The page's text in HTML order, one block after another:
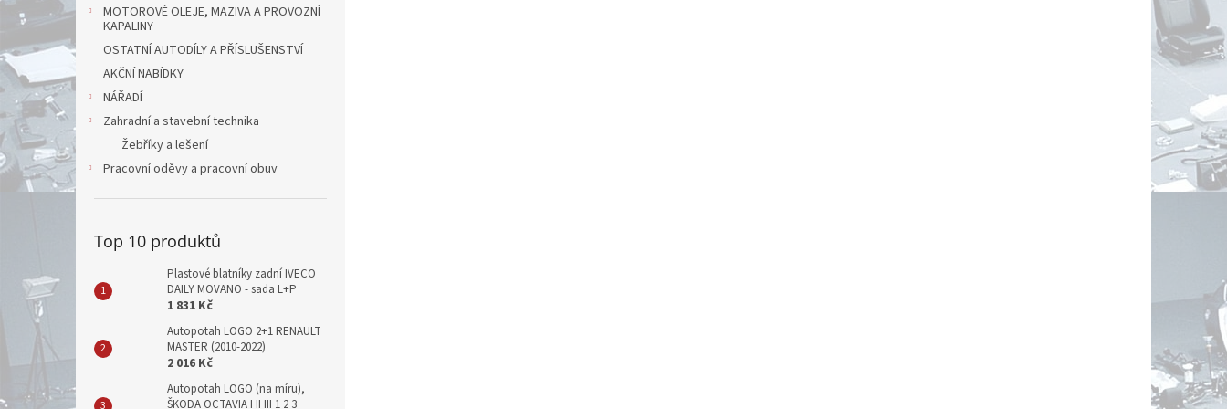
MOTOROVÉ OLEJE, MAZIVA A PROVOZNÍ
KAPALINY
OSTATNÍ AUTODÍLY A PŘÍSLUŠENSTVÍ
AKČNÍ NABÍDKY
NÁŘADÍ
Zahradní a stavební technika
Žebříky a lešení
Pracovní oděvy a pracovní obuv
Top 10 produktů
Plastové blatníky zadní IVECO
DAILY MOVANO - sada L+P
1 831 Kč
Autopotah LOGO 2+1 RENAULT
MASTER (2010-2022)
2 016 Kč
Autopotah LOGO (na míru),
ŠKODA OCTAVIA I II III 1 2 3